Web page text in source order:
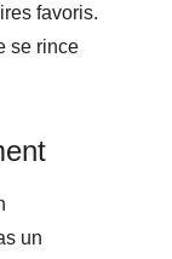
favoris.
se rince
un